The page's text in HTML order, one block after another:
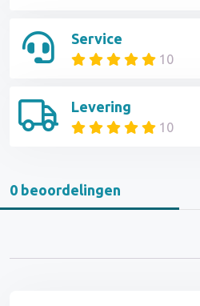
Service
10
Levering
10
0 beoordelingen